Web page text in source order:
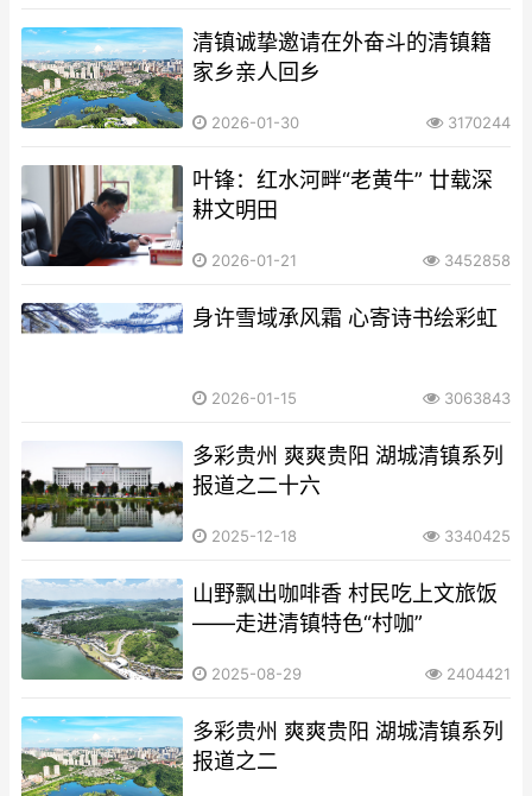
清镇诚挚邀请在外奋斗的清镇籍
家乡亲人回乡
2026-01-30 3170244
叶锋：红水河畔“老黄牛” 廿载深
耕文明田
2026-01-21 3452858
身许雪域承风霜 心寄诗书绘彩虹
2026-01-15 3063843
多彩贵州 爽爽贵阳 湖城清镇系列
报道之二十六
2025-12-18 3340425
山野飘出咖啡香 村民吃上文旅饭
——走进清镇特色“村咖”
2025-08-29 2404421
多彩贵州 爽爽贵阳 湖城清镇系列
报道之二